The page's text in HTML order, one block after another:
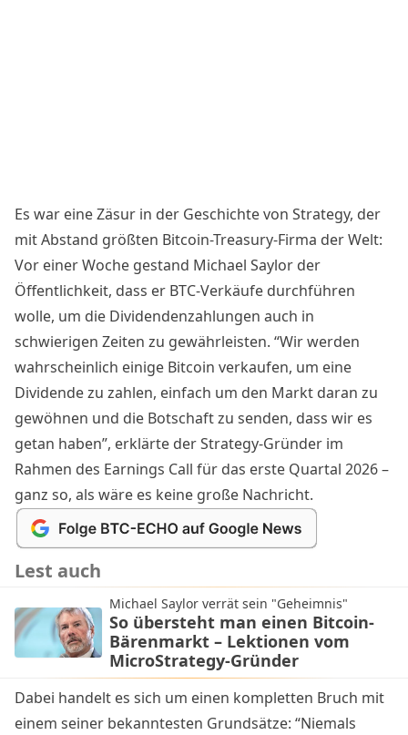
Es war eine Zäsur in der Geschichte von Strategy, der
mit Abstand größten Bitcoin-Treasury-Firma der Welt:
Vor einer Woche gestand Michael Saylor der
Öffentlichkeit, dass er BTC-Verkäufe durchführen
wolle, um die Dividendenzahlungen auch in
schwierigen Zeiten zu gewährleisten. “Wir werden
wahrscheinlich einige Bitcoin verkaufen, um eine
Dividende zu zahlen, einfach um den Markt daran zu
gewöhnen und die Botschaft zu senden, dass wir es
getan haben”, erklärte der Strategy-Gründer im
Rahmen des Earnings Call für das erste Quartal 2026 –
ganz so, als wäre es keine große Nachricht.
Lest auch
Michael Saylor verrät sein "Geheimnis"
So übersteht man einen Bitcoin-
Bärenmarkt – Lektionen vom
MicroStrategy-Gründer
Dabei handelt es sich um einen kompletten Bruch mit
einem seiner bekanntesten Grundsätze: “Niemals